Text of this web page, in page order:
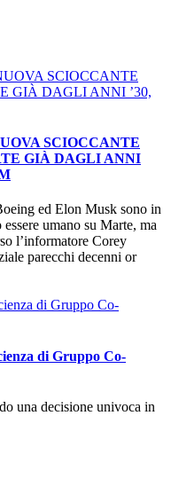
SCIOCCANTE
GIÀ DAGLI ANNI
ed Elon Musk sono in
umano su Marte, ma
l’informatore Corey
parecchi decenni or
di Gruppo Co-
una decisione univoca in